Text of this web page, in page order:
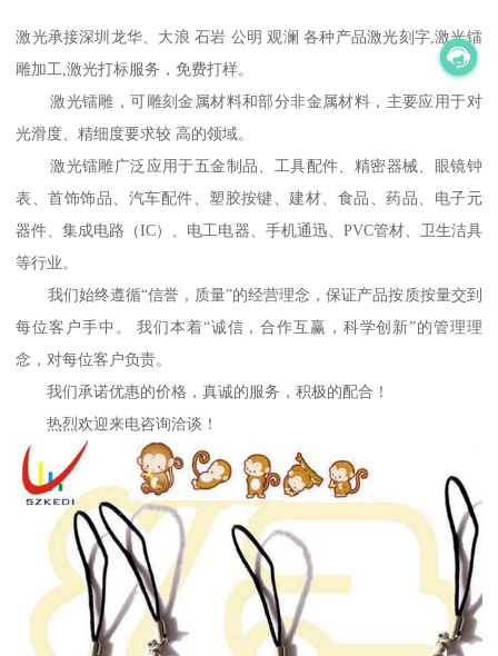
激光承接深圳龙华、大浪 石岩 公明 观澜 各种产品激光刻字,激光镭
雕加工,激光打标服务，免费打样。
激光镭雕，可雕刻金属材料和部分非金属材料，主要应用于对
光滑度、精细度要求较 高的领域。
激光镭雕广泛应用于五金制品、工具配件、精密器械、眼镜钟
表、首饰饰品、汽车配件、塑胶按键、建材、食品、药品、电子元
器件、集成电路（IC）、电工电器、手机通迅、PVC管材、卫生洁具
等行业。
我们始终遵循“信誉，质量”的经营理念，保证产品按质按量交到
每位客户手中。 我们本着“诚信，合作互赢，科学创新”的管理理
念，对每位客户负责。
我们承诺优惠的价格，真诚的服务，积极的配合！
热烈欢迎来电咨询洽谈！